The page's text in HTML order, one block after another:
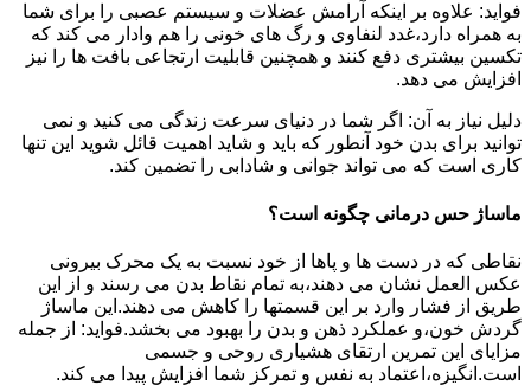
فواید: علاوه بر اینکه آرامش عضلات و سیستم عصبی را برای شما
به همراه دارد،غدد لنفاوی و رگ های خونی را هم وادار می کند که
تکسین بیشتری دفع کنند و همچنین قابلیت ارتجاعی بافت ها را نیز
افزایش می دهد.
دلیل نیاز به آن: اگر شما در دنیای سرعت زندگی می کنید و نمی
توانید برای بدن خود آنطور که باید و شاید اهمیت قائل شوید این تنها
کاری است که می تواند جوانی و شادابی را تضمین کند.
ماساژ حس درمانی چگونه است؟
نقاطی که در دست ها و پاها از خود نسبت به یک محرک بیرونی
عکس العمل نشان می دهند،به تمام نقاط بدن می رسند و از این
طریق از فشار وارد بر این قسمتها را کاهش می دهند.این ماساژ
گردش خون،و عملکرد ذهن و بدن را بهبود می بخشد.فواید: از جمله
مزایای این تمرین ارتقای هشیاری روحی و جسمی
است.انگیزه،اعتماد به نفس و تمرکز شما افزایش پیدا می کند.